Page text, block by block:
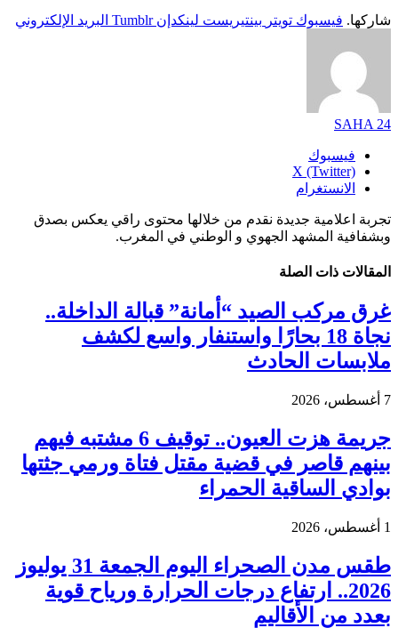
شاركها. فيسبوك تويتر بينتيريست لينكدإن Tumblr البريد الإلكتروني
SAHA 24
فيسبوك
X (Twitter)
الانستغرام
تجربة اعلامية جديدة نقدم من خلالها محتوى راقي يعكس بصدق
وبشفافية المشهد الجهوي و الوطني في المغرب.
المقالات ذات الصلة
غرق مركب الصيد “أمانة” قبالة الداخلة..
نجاة 18 بحارًا واستنفار واسع لكشف
ملابسات الحادث
7 أغسطس، 2026
جريمة هزت العيون.. توقيف 6 مشتبه فيهم
بينهم قاصر في قضية مقتل فتاة ورمي جثتها
بوادي الساقية الحمراء
1 أغسطس، 2026
طقس مدن الصحراء اليوم الجمعة 31 يوليوز
2026.. ارتفاع درجات الحرارة ورياح قوية
بعدد من الأقاليم